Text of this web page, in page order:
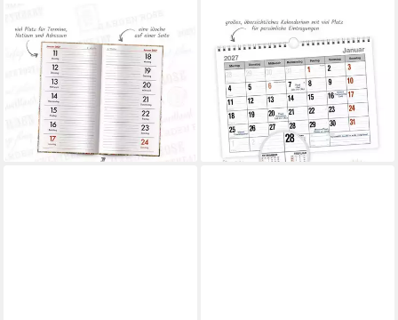
Taschenkalender TRÖTSCH -
Taschenterminer Vintage
2027
8,95 €
lieferbar - in 2-3 Werktagen bei dir
TRÖTSCH VERLAG
Terminkalender TRÖTSCH -
Monatsterminer
Monatsterminkalender 2027
mit Wire-O-Bindung
7,95 €
lieferbar - in 2-3 Werktagen bei dir